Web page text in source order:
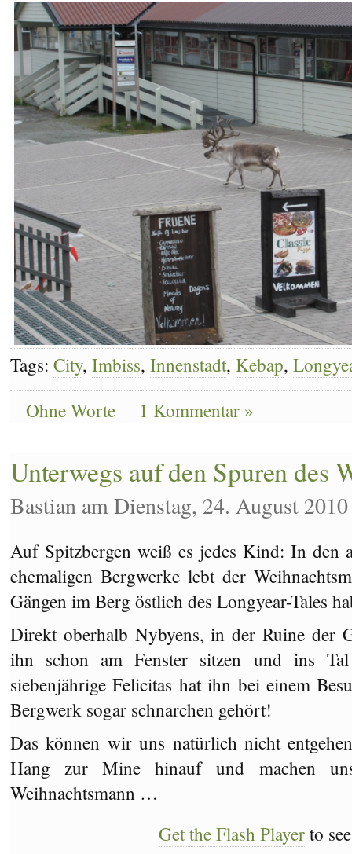
Tags: City, Imbiss, Innenstadt, Kebap,
Ohne Worte
1 Kommentar »
Unterwegs auf den Spuren des
Bastian am Dienstag, 24. August 2010
Auf Spitzbergen weiß es jedes Kind: In den
ehemaligen Bergwerke lebt der
Gängen im Berg östlich des Longyear-Tales
Direkt oberhalb Nybyens, in der Ruine der
ihn schon am Fenster sitzen und ins
siebenjährige Felicitas hat ihn bei einem
Bergwerk sogar schnarchen gehört!
Das können wir uns natürlich nicht
Hang zur Mine hinauf und machen
Weihnachtsmann …
Get the Flash Playerto